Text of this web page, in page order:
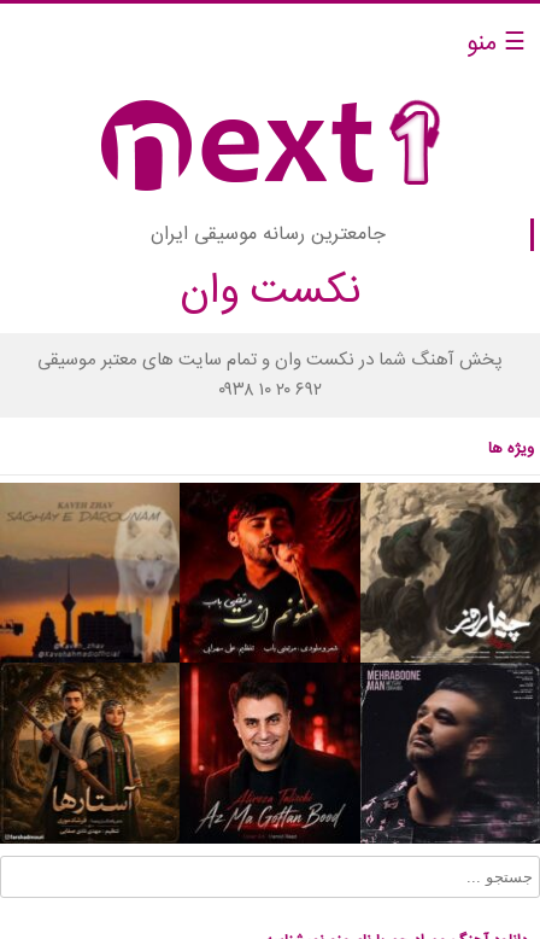
☰ منو
جامعترین رسانه موسیقی ایران
نکست وان
پخش آهنگ شما در نکست وان و تمام سایت های معتبر موسیقی
۰۹۳۸ ۱۰ ۲۰ ۶۹۲
ویژه ها